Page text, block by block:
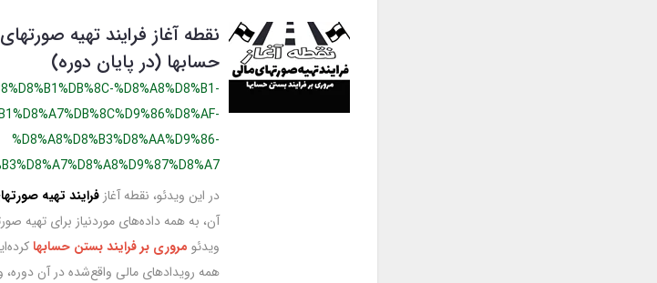
نقطه آغاز فرایند تهیه
حسابها (در پایان دوره)
%D8%A8%D8%B1-
%D8%A8%D8%B3%D8%AA%D9%86-
در این ویدئو، نقطه آغاز فرایند تهیه
آن، به همه داده‌های موردنیاز برای تهیه
ویدئو مروری بر فرایند بستن حسابها
همه رویدادهای مالی واقع‌شده در آن دوره،